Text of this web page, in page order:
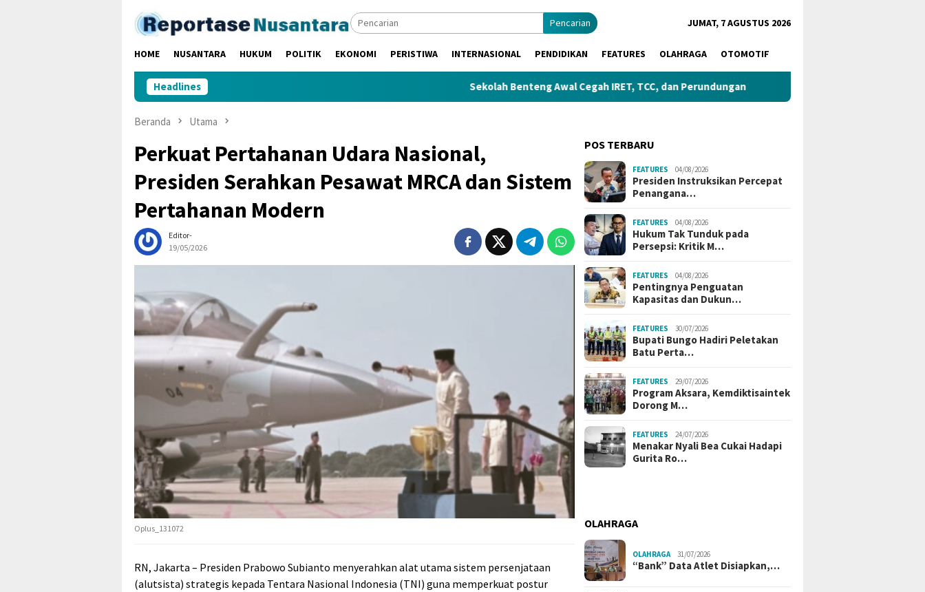
konten
Pencarian JUMAT, 7 AGUSTUS 2026
HOME NUSANTARA HUKUM POLITIK EKONOMI PERISTIWA INTERNASIONAL PENDIDIKAN FEATURES OLAHRAGA OTOMOTIF
Headlines Sekolah Benteng Awal Cegah IRET, TCC, dan Perundungan Gubernur Tinjau Lokasi Pembangunan
Beranda Utama
Perkuat Pertahanan Udara Nasional,
Presiden Serahkan Pesawat MRCA dan Sistem
Pertahanan Modern
Editor-
19/05/2026
Oplus_131072
RN, Jakarta – Presiden Prabowo Subianto menyerahkan alat utama sistem persenjataan
(alutsista) strategis kepada Tentara Nasional Indonesia (TNI) guna memperkuat postur
POS TERBARU
FEATURES 04/08/2026
Presiden Instruksikan Percepat
Penangana…
FEATURES 04/08/2026
Hukum Tak Tunduk pada
Persepsi: Kritik M…
FEATURES 04/08/2026
Pentingnya Penguatan
Kapasitas dan Dukun…
FEATURES 30/07/2026
Bupati Bungo Hadiri Peletakan
Batu Perta…
FEATURES 29/07/2026
Program Aksara, Kemdiktisaintek
Dorong M…
FEATURES 24/07/2026
Menakar Nyali Bea Cukai Hadapi
Gurita Ro…
OLAHRAGA
OLAHRAGA 31/07/2026
“Bank” Data Atlet Disiapkan,…